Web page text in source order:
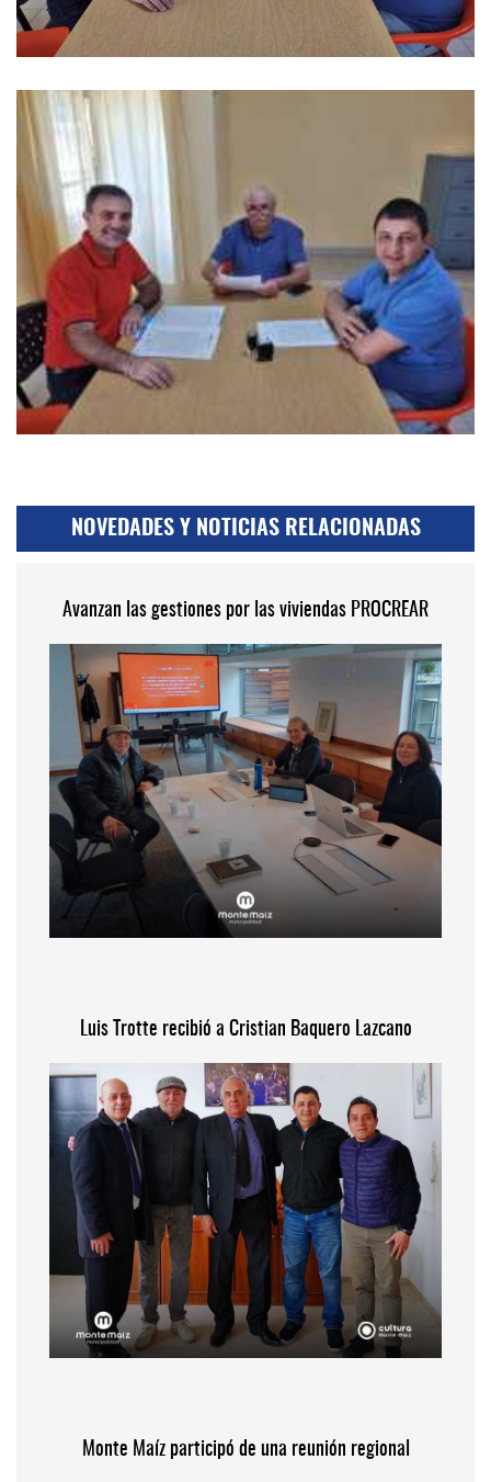
NOVEDADES Y NOTICIAS RELACIONADAS
Avanzan las gestiones por las viviendas PROCREAR
Luis Trotte recibió a Cristian Baquero Lazcano
Monte Maíz participó de una reunión regional